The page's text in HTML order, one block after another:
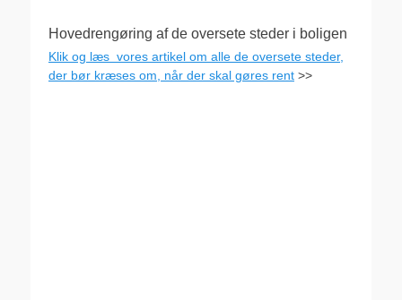
Hovedrengøring af de oversete steder i boligen
Klik og læs vores artikel om alle de oversete steder,
der bør kræses om, når der skal gøres rent >>